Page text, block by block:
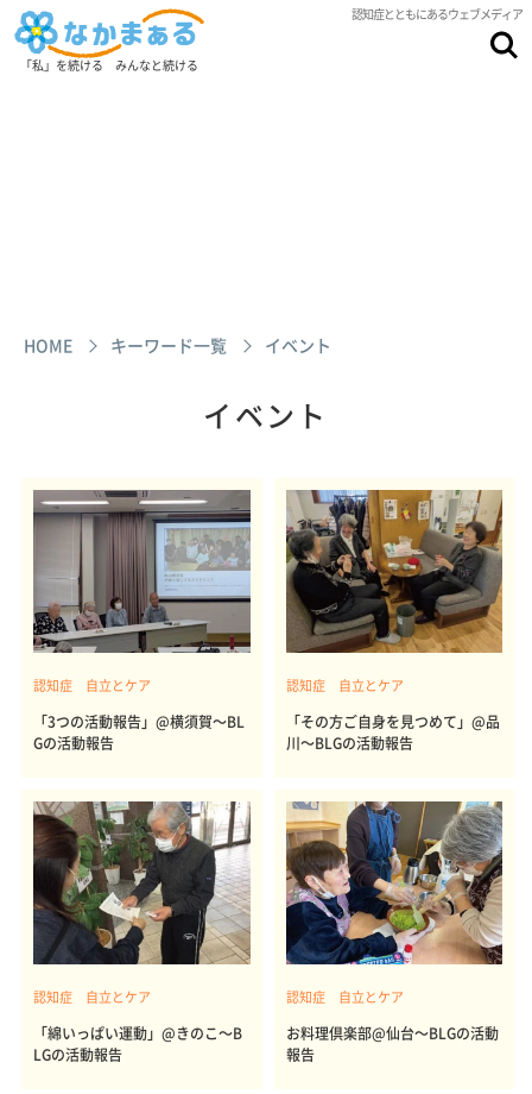
認知症とともにあるウェブメディア
「私」を続ける みんなと続ける
HOME キーワード一覧 イベント
イベント
認知症 自立とケア
「3つの活動報告」@横須賀～BL
Gの活動報告
認知症 自立とケア
「その方ご自身を見つめて」@品
川～BLGの活動報告
認知症 自立とケア
「綿いっぱい運動」@きのこ～B
LGの活動報告
認知症 自立とケア
お料理倶楽部@仙台～BLGの活動
報告